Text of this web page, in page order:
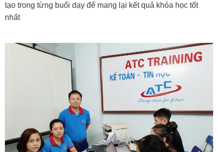
tạo trong từng buổi dạy để mang lại kết quả khóa học tốt
nhất